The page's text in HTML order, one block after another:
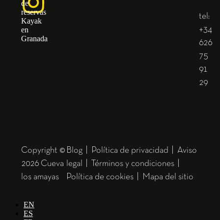
tel:
+34
626
75
91
29
Copyright ©
2026 Cueva
los amayas
Blog| Política de privacidad
Aviso
legal
Términos y condiciones|
Política de cookies| Mapa del sitio
EN
ES